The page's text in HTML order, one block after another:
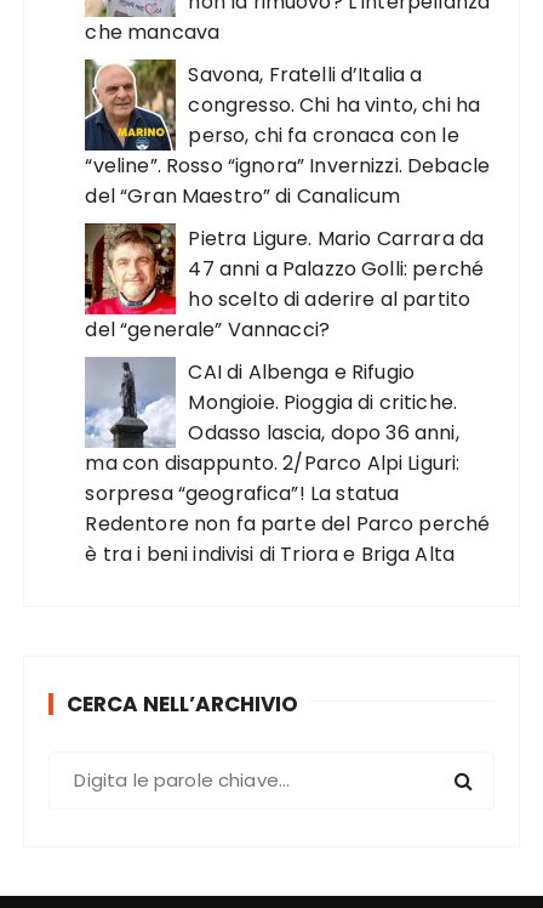
che mancava
Savona, Fratelli d’Italia a
congresso. Chi ha vinto, chi ha
perso, chi fa cronaca con le
“veline”. Rosso “ignora” Invernizzi. Debacle
del “Gran Maestro” di Canalicum
Pietra Ligure. Mario Carrara da
47 anni a Palazzo Golli: perché
ho scelto di aderire al partito
del “generale” Vannacci?
CAI di Albenga e Rifugio
Mongioie. Pioggia di critiche.
Odasso lascia, dopo 36 anni,
ma con disappunto. 2/Parco Alpi Liguri:
sorpresa “geografica”! La statua
Redentore non fa parte del Parco perché
è tra i beni indivisi di Triora e Briga Alta
CERCA NELL’ARCHIVIO